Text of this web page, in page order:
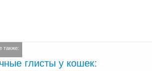
также:
глисты у кошек: